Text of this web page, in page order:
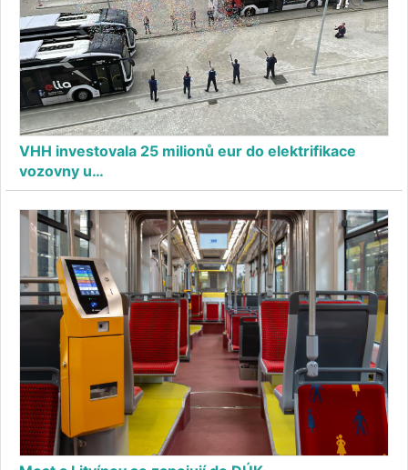
VHH investovala 25 milionů eur do elektrifikace
vozovny u…